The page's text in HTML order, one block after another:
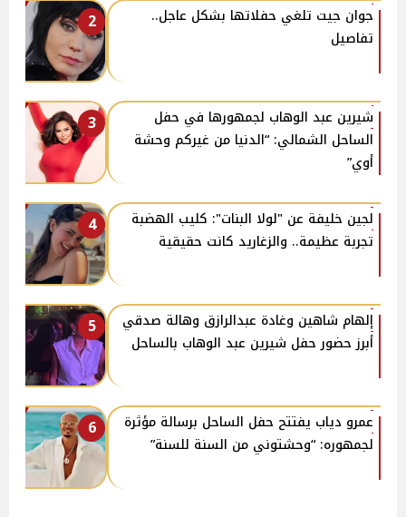
2
جوان جيت تلغي حفلاتها بشكل عاجل..
تفاصيل
3
شيرين عبد الوهاب لجمهورها في حفل
الساحل الشمالي: “الدنيا من غيركم وحشة
أوي”
4
لجين خليفة عن "لولا البنات": كليب الهضبة
تجربة عظيمة.. والزغاريد كانت حقيقية
5
إلهام شاهين وغادة عبدالرازق وهالة صدقي
أبرز حضور حفل شيرين عبد الوهاب بالساحل
6
عمرو دياب يفتتح حفل الساحل برسالة مؤثرة
لجمهوره: “وحشتوني من السنة للسنة”